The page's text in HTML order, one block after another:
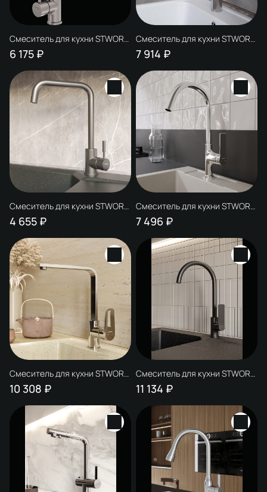
Смеситель для кухни STWORKI
HSTW07000 никель,
однорычажный, с поворотным
изливом, с аэратором,
матовый
6 175 ₽
Смеситель для кухни STWORKI
HSTW07200 никель
7 914 ₽
Смеситель для кухни STWORKI
HSTW07100 никель,
однорычажный, с поворотным
изливом, с аэратором,
матовый
4 655 ₽
Смеситель для кухни STWORKI
HDA4228XH2
7 496 ₽
Смеситель для кухни STWORKI
HDA3338XH
10 308 ₽
Смеситель для кухни STWORKI
HWX5015-P01BK
11 134 ₽